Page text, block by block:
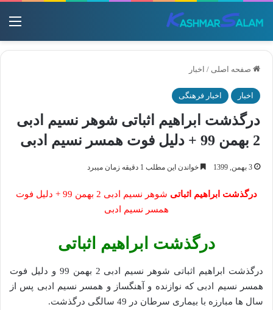
صفحه اصلی / اخبار
اخبار اخبار فرهنگی
درگذشت ابراهیم اثباتی شوهر نسیم ادبی
2 بهمن 99 + دلیل فوت همسر نسیم ادبی
3 بهمن, 1399 خواندن این مطلب 1 دقیقه زمان میبرد
درگذشت ابراهیم اثباتی
شوهر نسیم ادبی 2 بهمن 99 + دلیل فوت
همسر نسیم ادبی
درگذشت ابراهیم اثباتی
درگذشت ابراهیم اثباتی شوهر نسیم ادبی 2 بهمن 99 و دلیل فوت
همسر نسیم ادبی که نوازنده و آهنگساز و همسر نسیم ادبی پس از
سال ها مبارزه با بیماری سرطان در 49 سالگی درگذشت.